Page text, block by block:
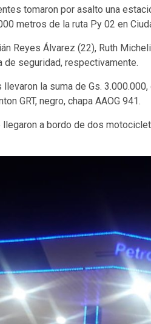
tomaron por asalto una
metros de la ruta Py 02 en
Reyes Álvarez (22), Ruth
de seguridad, respectivamente.
la suma de Gs.
GRT, negro, chapa AAOG 941.
a bordo de dos